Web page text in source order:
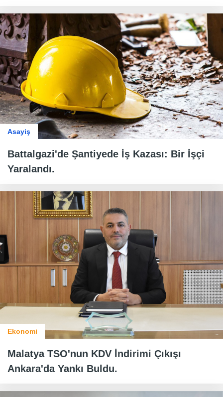
Asayiş
Battalgazi'de Şantiyede İş Kazası: Bir İşçi
Yaralandı.
Ekonomi
Malatya TSO'nun KDV İndirimi Çıkışı
Ankara'da Yankı Buldu.